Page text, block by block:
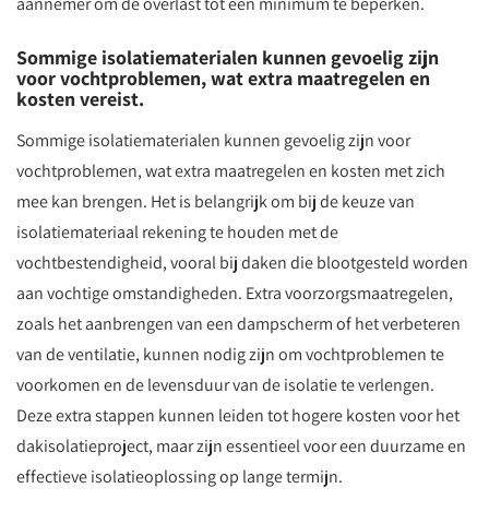
Sommige isolatiematerialen kunnen gevoelig zijn
voor vochtproblemen, wat extra maatregelen en
kosten vereist.
Sommige isolatiematerialen kunnen gevoelig zijn voor
vochtproblemen, wat extra maatregelen en kosten met zich
mee kan brengen. Het is belangrijk om bij de keuze van
isolatiemateriaal rekening te houden met de
vochtbestendigheid, vooral bij daken die blootgesteld worden
aan vochtige omstandigheden. Extra voorzorgsmaatregelen,
zoals het aanbrengen van een dampscherm of het verbeteren
van de ventilatie, kunnen nodig zijn om vochtproblemen te
voorkomen en de levensduur van de isolatie te verlengen.
Deze extra stappen kunnen leiden tot hogere kosten voor het
dakisolatieproject, maar zijn essentieel voor een duurzame en
effectieve isolatieoplossing op lange termijn.